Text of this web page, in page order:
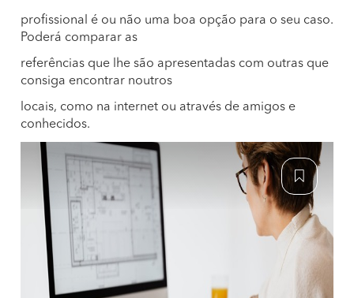
profissional é ou não uma boa opção para o seu caso.
Poderá comparar as
referências que lhe são apresentadas com outras que
consiga encontrar noutros
locais, como na internet ou através de amigos e
conhecidos.